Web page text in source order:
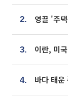
2.
3.
4. 바다 태운